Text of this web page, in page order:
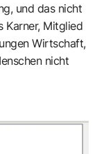
und das nicht
Karner, Mitglied
Wirtschaft,
nicht